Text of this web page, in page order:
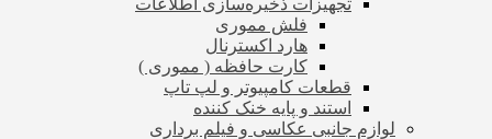
تجهیزات ذخیره‌سازی اطلاعات
فلش مموری
هارد اکسترنال
کارت حافظه ( مموری )
قطعات کامپیوتر و لپ تاپ
استند و پایه خنک کننده
لوازم جانبی عکاسی و فیلم برداری